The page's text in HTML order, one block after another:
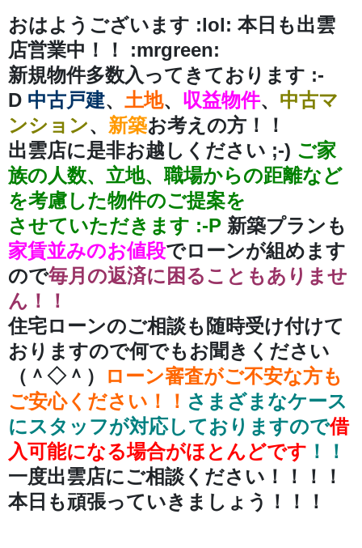
おはようございます :lol: 本日も出雲
店営業中！！ :mrgreen:
新規物件多数入ってきております :-
D 中古戸建、 土地、 収益物件、 中古マ
ンション、 新築お考えの方！！
出雲店に是非お越しください ;-) ご家
族の人数、立地、職場からの距離など
を考慮した物件のご提案を
させていただきます :-P 新築プランも
家賃並みのお値段でローンが組めます
ので毎月の返済に困ることもありませ
ん！！
住宅ローンのご相談も随時受け付けて
おりますので何でもお聞きください
（＾◇＾）
ローン審査がご不安な方も
ご安心ください！！ さまざまなケース
にスタッフが対応しておりますので借
入可能になる場合がほとんどです ！！
一度出雲店にご相談ください！！！！
本日も頑張っていきましょう！！！